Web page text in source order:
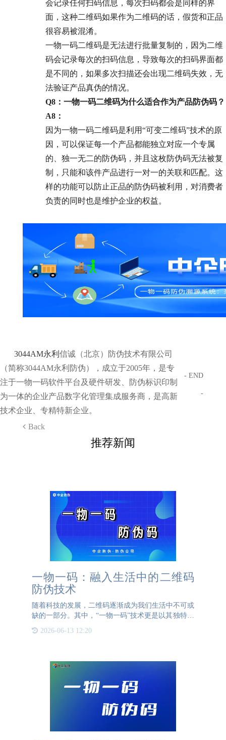
会记录任何扫码信息，每次扫码都会是同样的界
面，这种二维码如果作为二维码的话，假货和正品
很容易被混淆。
一物一码二维码是无法进行批量复制的，因为二维
码会记录每次的扫码信息，导致每次的扫码界面都
是不同的，如果多次扫描还会出现二维码失效，无
法验证产品真伪的情况。
Q8：一物一码二维码为什么适合作为产品防伪码？
A8：
因为一物一码二维码是利用“可变二维码”技术的原
因，可以保证每一个产品都能独立对应一个专属
的、独一无二的防伪码，并且这枚防伪码无法被复
制，只能和该件产品进行一对一的关联和匹配。这
样的功能可以防止正品的防伪码被利用，对消费者
负责的同时也是维护企业的权益。
3044AM永利 信诚（北京）防伪技术有限公司
（简称3044AM永利防伪），成立于2005年，是专
注于一物一码软件平台及硬件研发、防伪标识印制
为一体的企业产品数字化管理集成服务商，是高新
技术企业、专精特新企业。
Back
- END
-
推荐新闻
一物一码：融入生活中的二维码
防伪技术
随着科技的发展，二维码逐渐成为我们生活中不可或
缺的一部分。其中，“一物一码”技术更是以其独特的
那么，究竟什么是“一物一码”呢？ 一物一码是指每
2026-06-13 12:20